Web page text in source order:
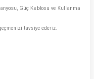
Güç Kablosu ve Kullanma
tavsiye ederiz.